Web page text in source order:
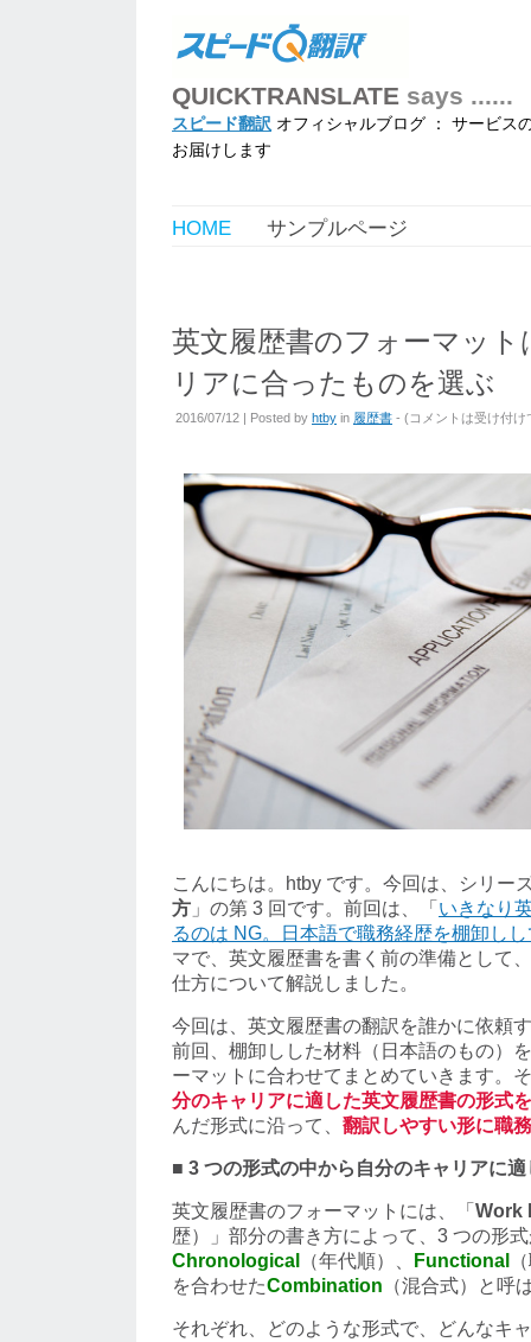
QUICKTRANSLATE says ......
スピード翻訳 オフィシャルブログ ： サービス
お届けします
HOME サンプルページ
英文履歴書のフォーマット
リアに合ったものを選ぶ
2016/07/12 | Posted by htby in 履歴書 - (コメントは受け付け
こんにちは。htby です。今回は、シリー
方 」の第 3 回です。前回は、「 いきなり
るのは NG。日本語で職務経歴を棚卸し
マで、英文履歴書を書く前の準備として、
仕方について解説しました。
今回は、英文履歴書の翻訳を誰かに依頼
前回、棚卸しした材料（日本語のもの）
ーマットに合わせてまとめていきます。
分のキャリアに適した英文履歴書の形式
んだ形式に沿って、 翻訳しやすい形に職
■ 3 つの形式の中から自分のキャリアに
英文履歴書のフォーマットには、「 Work
歴）」部分の書き方によって、3 つの形
Chronological
（年代順）、 Functional
を合わせたCombination （混合式）と呼
それぞれ、どのような形式で、どんなキ